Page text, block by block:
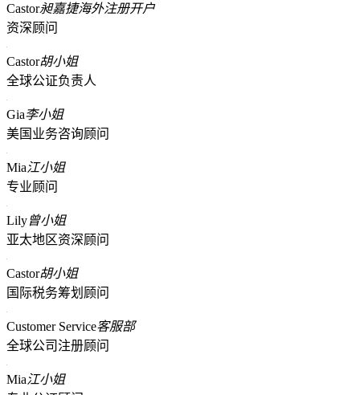
Castor昶嘉捷海外注册开户
资深顾问
Castor胡小姐
全球公证负责人
Gia李小姐
美国业务咨询顾问
Mia江小姐
专业顾问
Lily曾小姐
亚太地区资深顾问
Castor胡小姐
国际税务筹划顾问
Customer Service客服部
全球公司注册顾问
Mia江小姐